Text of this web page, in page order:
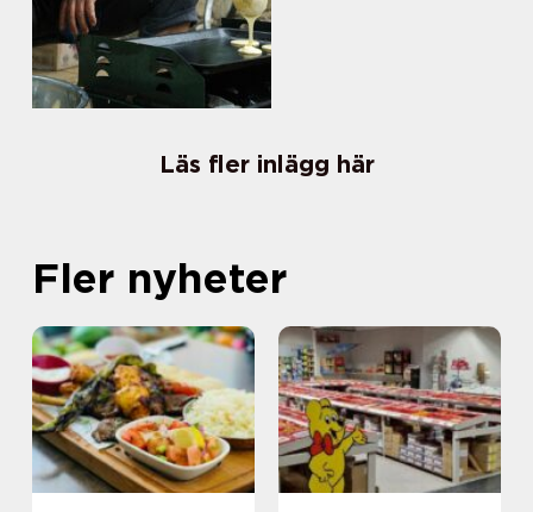
Läs fler inlägg här
Fler nyheter